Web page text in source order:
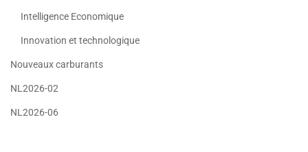
Intelligence Economique
Innovation et technologique
Nouveaux carburants
NL2026-02
NL2026-06